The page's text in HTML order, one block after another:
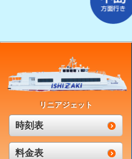
リニアジェット
時刻表
料金表